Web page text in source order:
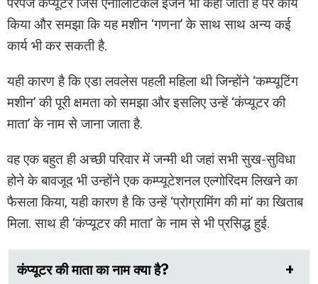
परपज कंप्यूटर जिसे एनालिटिकल इंजन भी कहा जाता है पर कार्य
किया और समझा कि यह मशीन ‘गणना’ के साथ साथ अन्य कई
कार्य भी कर सकती है.
यही कारण है कि एडा लवलेस पहली महिला थी जिन्होंने ‘कम्प्यूटिंग
मशीन’ की पूरी क्षमता को समझा और इसलिए उन्हें ‘कंप्यूटर की
माता’ के नाम से जाना जाता है.
वह एक बहुत ही अच्छी परिवार में जन्मी थी जहां सभी सुख-सुविधा
होने के बावजूद भी उन्होंने एक कम्प्यूटेशनल एल्गोरिदम लिखने का
फैसला किया, यही कारण है कि उन्हें ‘प्रोग्रामिंग की मां’ का खिताब
मिला. साथ ही ‘कंप्यूटर की माता’ के नाम से भी प्रसिद्ध हुई.
कंप्यूटर की माता का नाम क्या है?